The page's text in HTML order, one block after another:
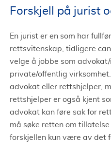
Forskjell på jurist
En jurist er en som har
rettsvitenskap, tidligere
velge å jobbe som
private/offentlig
advokat eller rettshjelper,
rettshjelper er også kjent
advokat kan føre sak for
må søke retten om tillatelse
forskjellen kun være av det